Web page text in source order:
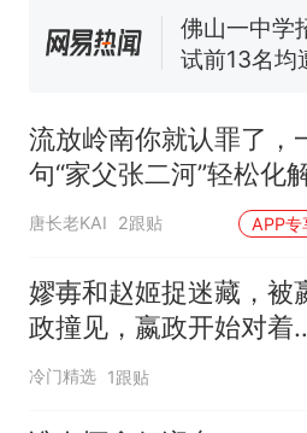
试前13名均
已叫停招聘
十多万人报
“不建议大
搜，网友：
那个在
因老师一
流放岭南你就认罪了，
句“家父张二河”轻松化
唐长老KAI 2跟贴 APP专
嫪毐和赵姬捉迷藏，被
政撞见，嬴政开始对着
鸡撒气
冷门精选 1跟贴